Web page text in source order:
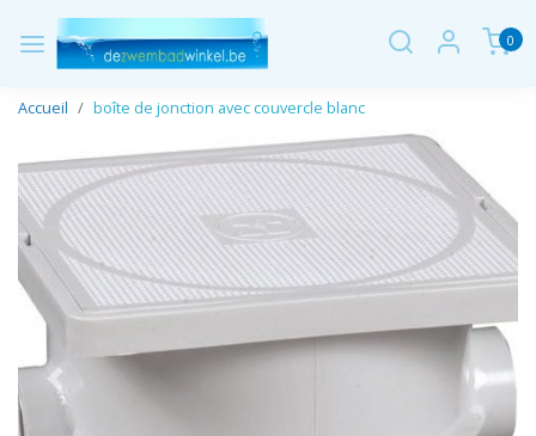
0
Accueil boîte de jonction avec couvercle blanc
Page précédente Page